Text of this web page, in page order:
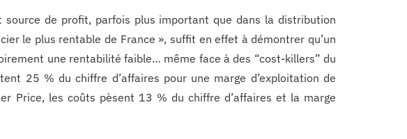
source de profit, parfois plus important que dans la distribution
le plus rentable de France », suffit en effet à démontrer qu’un
une rentabilité faible… même face à des “cost-killers” du
25 % du chiffre d’affaires pour une marge d’exploitation de
Price, les coûts pèsent 13 % du chiffre d’affaires et la marge